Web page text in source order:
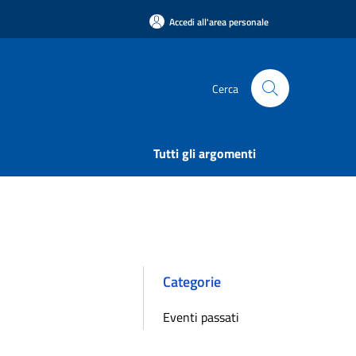
Accedi all'area personale
Cerca
Tutti gli argomenti
Categorie
Eventi passati